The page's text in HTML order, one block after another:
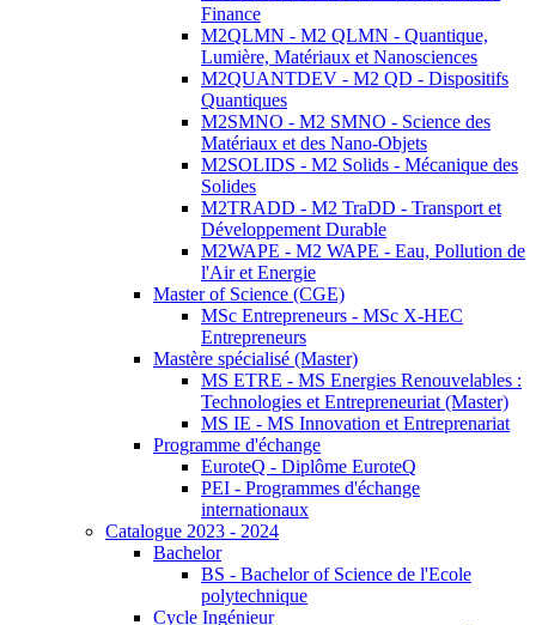
Finance
M2QLMN - M2 QLMN - Quantique,
Lumière, Matériaux et Nanosciences
M2QUANTDEV - M2 QD - Dispositifs
Quantiques
M2SMNO - M2 SMNO - Science des
Matériaux et des Nano-Objets
M2SOLIDS - M2 Solids - Mécanique des
Solides
M2TRADD - M2 TraDD - Transport et
Développement Durable
M2WAPE - M2 WAPE - Eau, Pollution de
l'Air et Energie
Master of Science (CGE)
MSc Entrepreneurs - MSc X-HEC
Entrepreneurs
Mastère spécialisé (Master)
MS ETRE - MS Energies Renouvelables :
Technologies et Entrepreneuriat (Master)
MS IE - MS Innovation et Entreprenariat
Programme d'échange
EuroteQ - Diplôme EuroteQ
PEI - Programmes d'échange
internationaux
Catalogue 2023 - 2024
Bachelor
BS - Bachelor of Science de l'Ecole
polytechnique
Cycle Ingénieur